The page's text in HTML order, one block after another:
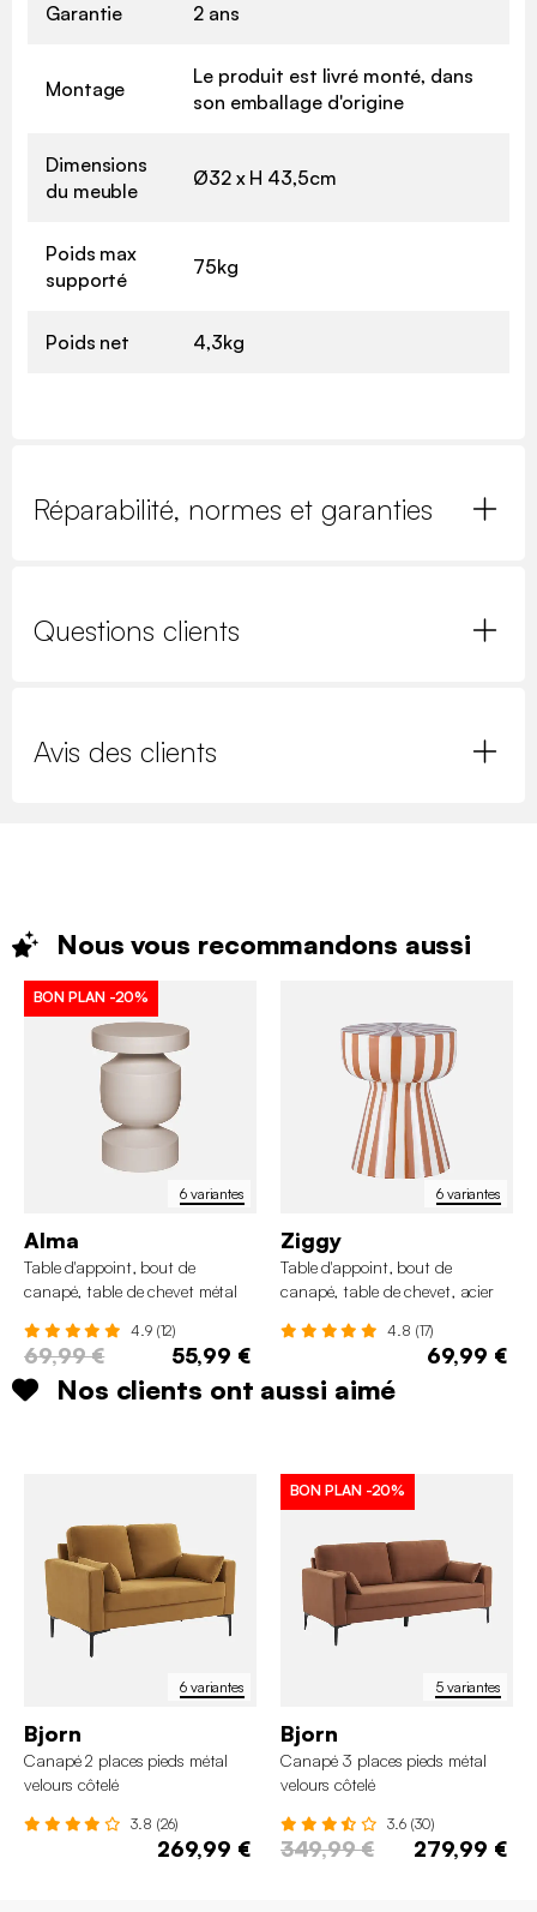
Garantie 2 ans
Montage
Le produit est livré monté, dans
son emballage d'origine
Dimensions
du meuble
Ø32 x H 43,5cm
Poids max
supporté
75kg
Poids net 4,3kg
Réparabilité, normes et garanties
Questions clients
Avis des clients
Nous vous recommandons aussi
6 variantes
BON PLAN -20%
Alma
Table d'appoint, bout de
canapé, table de chevet métal
4.9 (12)
69,99 € 55,99 €
6 variantes
Ziggy
Table d'appoint, bout de
canapé, table de chevet, acier
H41cm
4.8 (17)
69,99 €
Nos clients ont aussi aimé
6 variantes
Bjorn
Canapé 2 places pieds métal
velours côtelé
3.8 (26)
269,99 €
5 variantes
BON PLAN -20%
Bjorn
Canapé 3 places pieds métal
velours côtelé
3.6 (30)
349,99 € 279,99 €